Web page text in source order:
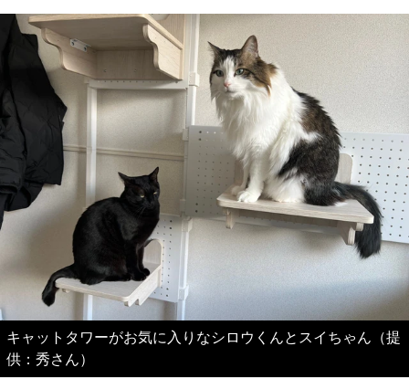
キャットタワーがお気に入りなシロウくんとスイちゃん（提
供：秀さん）